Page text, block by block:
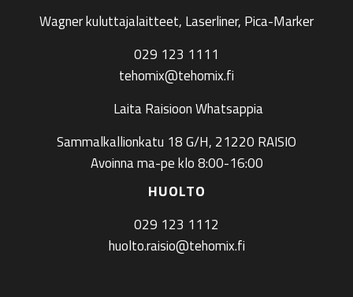
Wagner kuluttajalaitteet, Laserliner, Pica-Marker
029 123 1111
tehomix@tehomix.fi
Laita Raisioon Whatsappia
Sammalkallionkatu 18 G/H, 21220 RAISIO
Avoinna ma-pe klo 8:00-16:00
HUOLTO
029 123 1112
huolto.raisio@tehomix.fi